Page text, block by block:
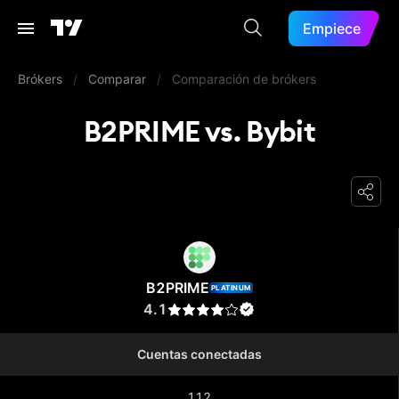
Empiece
Brókers / Comparar / Comparación de brókers
B2PRIME vs. Bybit
B2PRIME PLATINUM
4.1
Cuentas conectadas